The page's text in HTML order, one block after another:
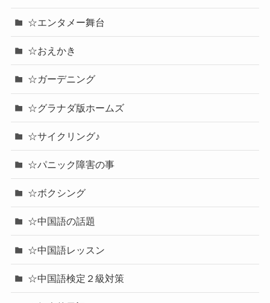
☆エンタメー舞台
☆おえかき
☆ガーデニング
☆グラナダ版ホームズ
☆サイクリング♪
☆パニック障害の事
☆ボクシング
☆中国語の話題
☆中国語レッスン
☆中国語検定２級対策